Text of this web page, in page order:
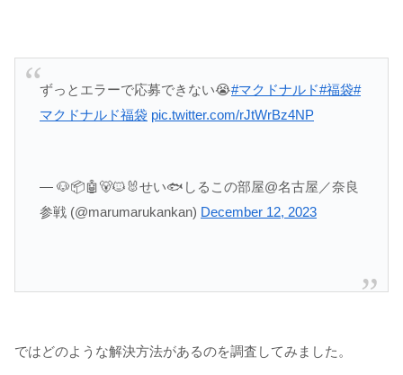
ずっとエラーで応募できない😭#マクドナルド#福袋#
マクドナルド福袋 pic.twitter.com/rJtWrBz4NP
— 🐶📦🤖🐻🐱🐰せい🐟しるこの部屋@名古屋／奈良
参戦 (@marumarukankan) December 12, 2023
ではどのような解決方法があるのを調査してみました。